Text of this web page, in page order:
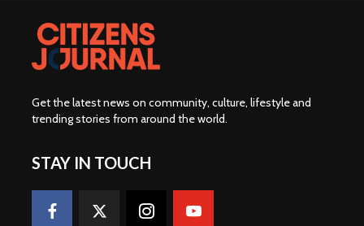
Get the latest news on community, culture, lifestyle and
trending stories from around the world.
STAY IN TOUCH